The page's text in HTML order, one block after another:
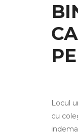
Locul
cu